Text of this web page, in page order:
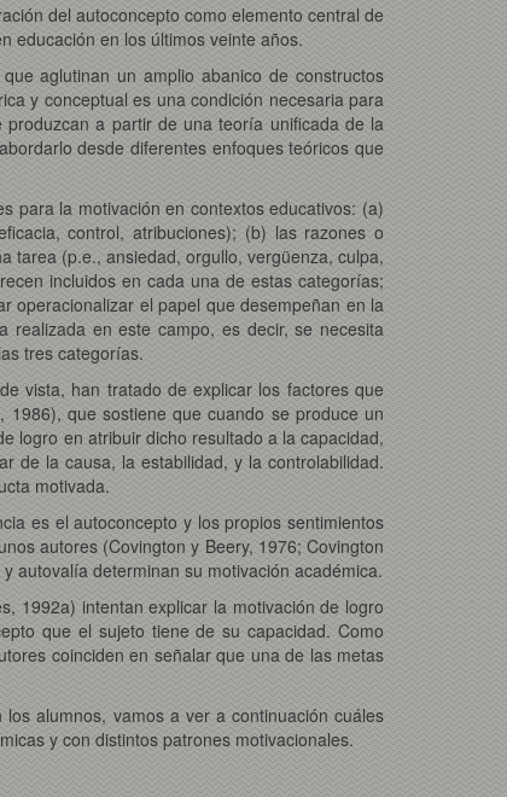
del autoconcepto como elemento central de
educación en los últimos veinte años.
aglutinan un amplio abanico de constructos
y conceptual es una condición necesaria para
a partir de una teoría unificada de la
desde diferentes enfoques teóricos que
para la motivación en contextos educativos: (a)
control, atribuciones); (b) las razones o
tarea (p.e., ansiedad, orgullo, vergüenza, culpa,
incluidos en cada una de estas categorías;
operacionalizar el papel que desempeñan en la
realizada en este campo, es decir, se necesita
tres categorías.
vista, han tratado de explicar los factores que
que sostiene que cuando se produce un
logro en atribuir dicho resultado a la capacidad,
de la causa, la estabilidad, y la controlabilidad.
motivada.
es el autoconcepto y los propios sentimientos
autores (Covington y Beery, 1976; Covington
autovalía determinan su motivación académica.
1992a) intentan explicar la motivación de logro
que el sujeto tiene de su capacidad. Como
coinciden en señalar que una de las metas
alumnos, vamos a ver a continuación cuáles
y con distintos patrones motivacionales.